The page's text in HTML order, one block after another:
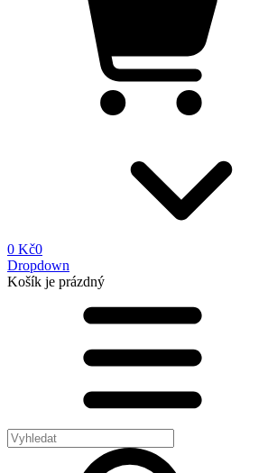
0 Kč0
Dropdown
Košík je prázdný